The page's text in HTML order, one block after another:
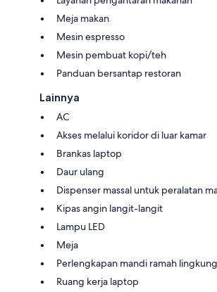
Meja makan
Mesin espresso
Mesin pembuat kopi/teh
Panduan bersantap restoran
Lainnya
AC
Akses melalui koridor di luar kamar
Brankas laptop
Daur ulang
Dispenser massal untuk peralatan
Kipas angin langit-langit
Lampu LED
Meja
Perlengkapan mandi ramah
Ruang kerja laptop